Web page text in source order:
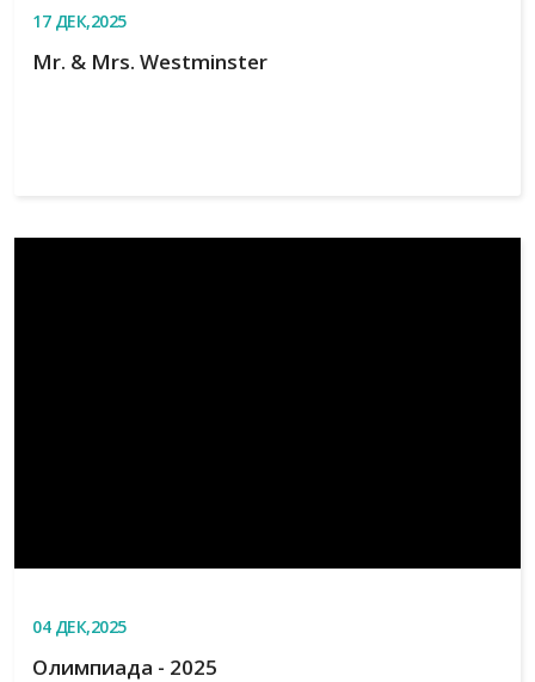
17ДЕК,2025
Mr. & Mrs. Westminster
04ДЕК,2025
Олимпиада - 2025